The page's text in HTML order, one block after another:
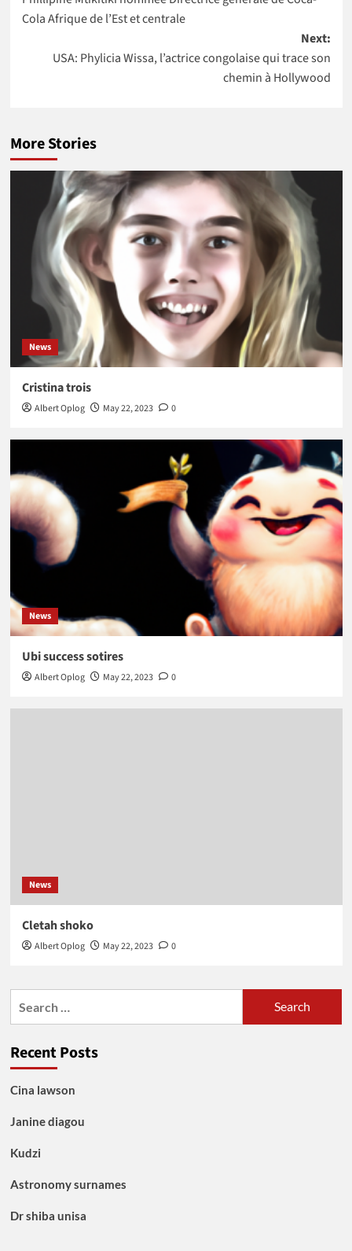
intégrer la
au Maroc
navigation
Cola Afrique de l’Est et centrale
Next:
USA: Phylicia Wissa, l’actrice congolaise qui trace son
chemin à Hollywood
More Stories
News
Cristina trois
Albert Oplog May 22, 2023 0
News
Ubi success sotires
Albert Oplog May 22, 2023 0
News
Cletah shoko
Albert Oplog May 22, 2023 0
Recent Posts
Cina lawson
Janine diagou
Kudzi
Astronomy surnames
Dr shiba unisa